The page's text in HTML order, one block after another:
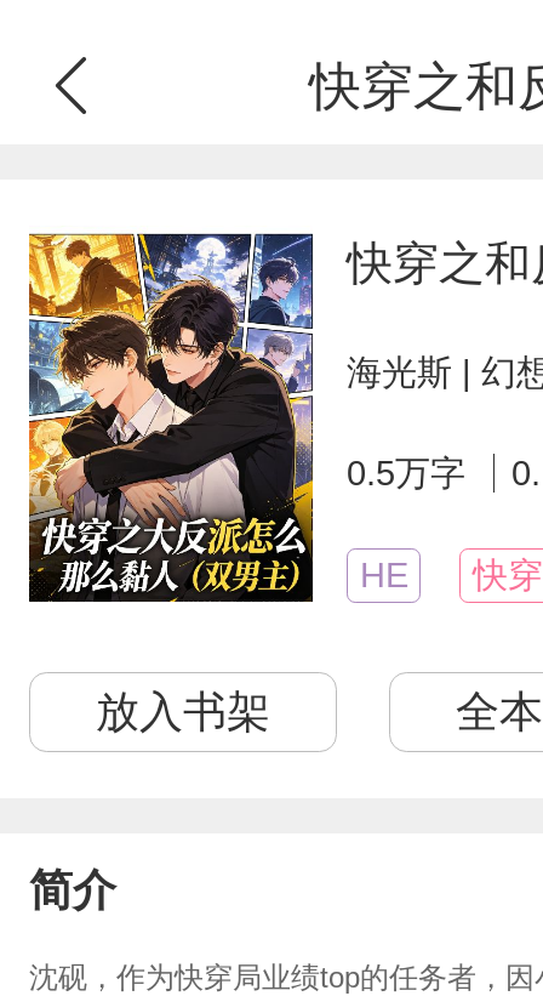
快穿之和
快穿之
海光斯 | 幻
0.5万字
HE 快穿
放入书架 全
简介
沈砚，作为快穿局业绩top的任务者，